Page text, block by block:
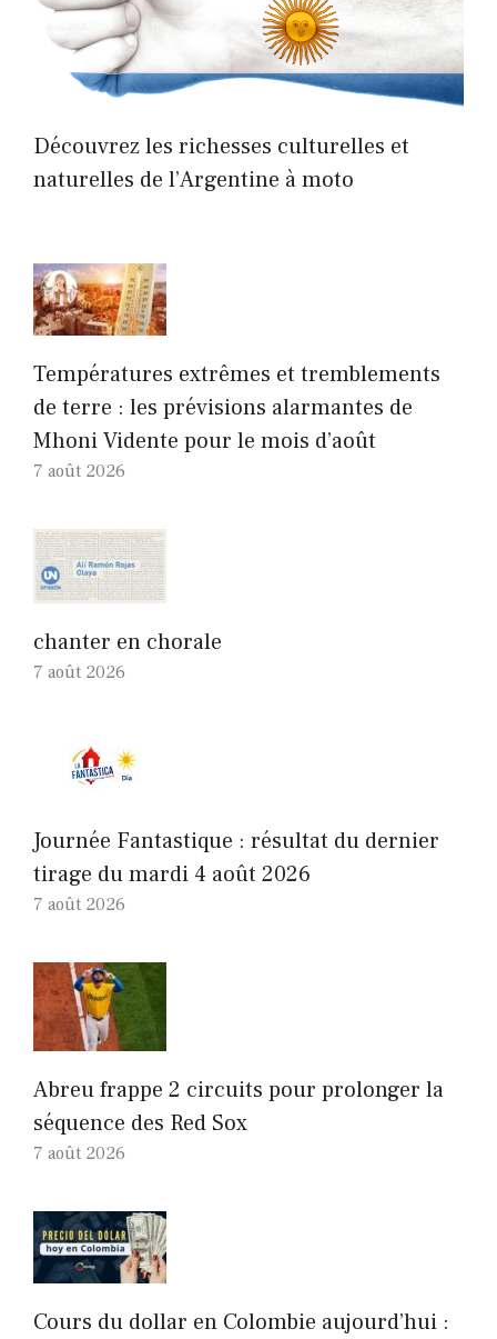
Découvrez les richesses culturelles et
naturelles de l’Argentine à moto
Températures extrêmes et tremblements
de terre : les prévisions alarmantes de
Mhoni Vidente pour le mois d’août
7 août 2026
chanter en chorale
7 août 2026
Journée Fantastique : résultat du dernier
tirage du mardi 4 août 2026
7 août 2026
Abreu frappe 2 circuits pour prolonger la
séquence des Red Sox
7 août 2026
Cours du dollar en Colombie aujourd’hui :